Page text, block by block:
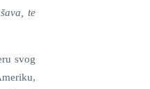
te
svog